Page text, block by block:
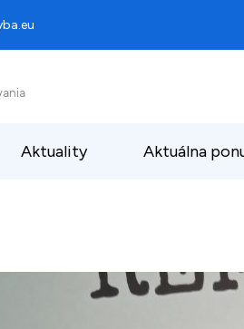
Aktuality Aktuálna